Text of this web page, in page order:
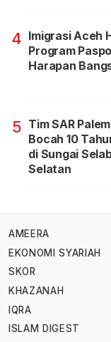
4 Imigrasi Aceh
Program
Harapan
5 Tim SAR
Bocah 10
di Sungai
Selatan
AMEERA
EKONOMI SYARIAH
SKOR
KHAZANAH
IQRA
ISLAM DIGEST